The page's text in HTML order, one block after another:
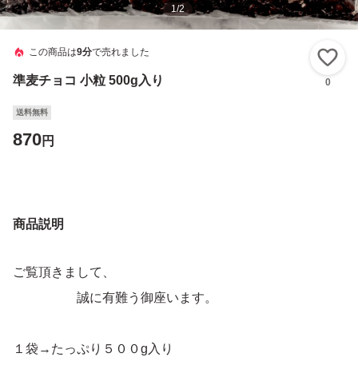
1/2
この商品は9分で売れました
準麦チョコ 小粒 500g入り 0
送料無料
870円
商品説明
ご覧頂きまして、
誠に有難う御座います。
１袋→たっぷり５００g入り